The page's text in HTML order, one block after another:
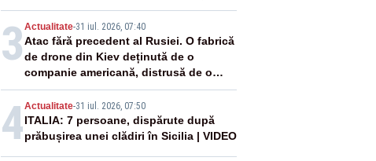
devin tropicale
3 Actualitate-31 iul. 2026, 07:40
Atac fără precedent al Rusiei. O fabrică
de drone din Kiev deținută de o
companie americană, distrusă de o
rachetă rusească
4Actualitate-31 iul. 2026, 07:50
ITALIA: 7 persoane, dispărute după
prăbușirea unei clădiri în Sicilia | VIDEO